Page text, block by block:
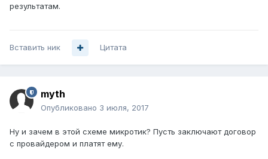
результатам.
Вставить ник Цитата
myth
Опубликовано 3 июля, 2017
Ну и зачем в этой схеме микротик? Пусть заключают договор
с провайдером и платят ему.